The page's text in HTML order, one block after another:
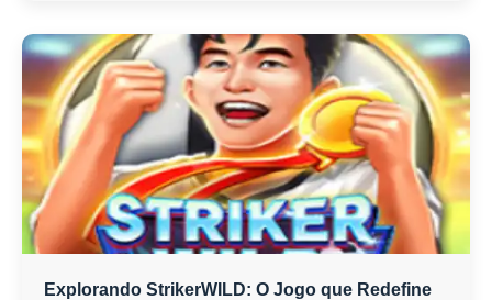
Explorando StrikerWILD: O Jogo que Redefine